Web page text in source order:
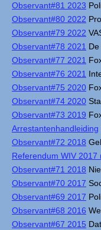
Observant#81 2023
Observant#80 2022
Observant#79 2022
Observant#78 2021
Observant#77 2021
Observant#76 2021
Observant#75 2020
Observant#74 2020
Observant#73 2019
Arrestantenhandleiding
Observant#72 2018
Referendum WIV 2017
Observant#71 2018
Observant#70 2017
Observant#69 2017
Observant#68 2016
Observant#67 2015